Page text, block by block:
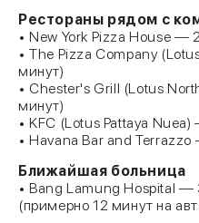
Рестораны рядом с
• New York Pizza House —
• The Pizza Company
минут)
• Chester's Grill (Lotus
минут)
• KFC (Lotus Pattaya
• Havana Bar and
Ближайшая больница
• Bang Lamung Hospital
(примерно 12 минут на